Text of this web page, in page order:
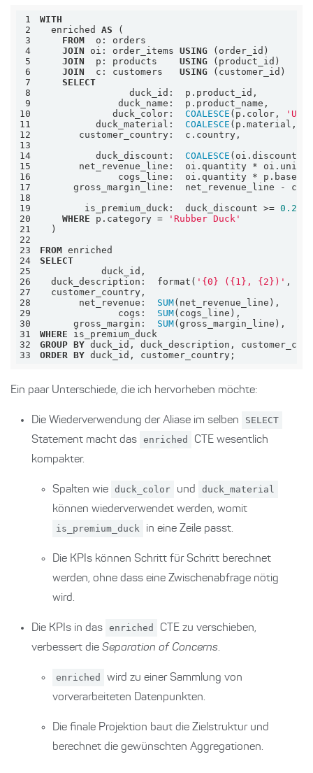
1
WITH
2
  enriched
AS
3
FROM
4
JOIN oi: order_items USING
5
JOIN
  p: products
USING
6
JOIN
  c: customers
USING
7
SELECT
8
9
10
             duck_color:
COALESCE (p.color,
11
          duck_material:
COALESCE (p.material,
12
13
14
          duck_discount:
COALESCE
15
       net_revenue_line:  oi.quantity
*
16
              cogs_line:  oi.quantity
*
17
      gross_margin_line:  net_revenue_line
-
18
19
        is_premium_duck:  duck_discount
>= 0.20
20
WHERE p.category =
'Rubber Duck'
21
22
23
FROM
24
SELECT
25
26
  duck_description:  format(
'{0} ({1}, {2})'
27
28
       net_revenue:
SUM
29
              cogs:
SUM
30
      gross_margin:
SUM
31
WHERE
32
GROUP BY
33
ORDER BY duck_id, customer_country;
Ein paar Unterschiede, die ich hervorheben möchte:
Die Wiederverwendung der Aliase im selben SELECT
Statement macht das enriched
CTE wesentlich
kompakter.
Spalten wie duck_color und duck_material
können wiederverwendet werden, womit
is_premium_duck in eine Zeile passt.
Die KPIs können Schritt für Schritt berechnet
werden, ohne dass eine Zwischenabfrage nötig
wird.
Die KPIs in das enriched
CTE zu verschieben,
verbessert die Separation of Concerns.
enriched
wird zu einer Sammlung von
vorverarbeiteten Datenpunkten.
Die finale Projektion baut die Zielstruktur und
berechnet die gewünschten Aggregationen.